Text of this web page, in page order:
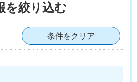
を絞り込む
条件をクリア